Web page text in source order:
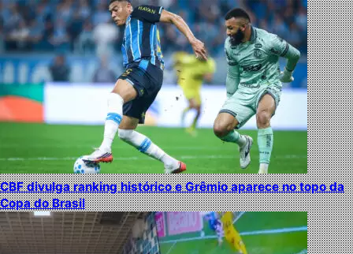
CBF divulga ranking histórico e Grêmio aparece no topo da
Copa do Brasil